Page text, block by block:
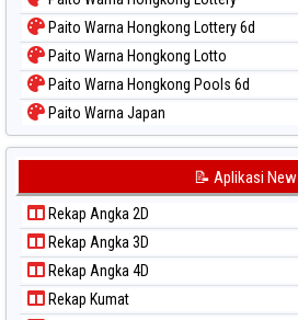
Paito Warna Hongkong Lottery 6d
Paito Warna Hongkong Lotto
Paito Warna Hongkong Pools 6d
Paito Warna Japan
Paito Warna Japan 6d
Paito Warna Kuda Lari
Paito Warna Magnum Cambodia
Paito Warna Nagoya
Paito Warna New York Midday
Paito Warna North Carolina Day
📝 Aplikasi New
Rekap Angka 2D
Rekap Angka 3D
Rekap Angka 4D
Rekap Kumat